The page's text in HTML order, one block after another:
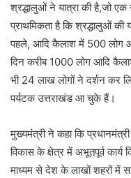
श्रद्धालुओं ने यात्रा की है,जो एक
प्राथमिकता है कि श्रद्धालुओं की
पहले, आदि कैलाश में 500 लोग
दिन करीब 1000 लोग आदि कैलाश
भी 24 लाख लोगों ने दर्शन कर
पर्यटक उत्तराखंड आ चुके हैं।
मुख्यमंत्री ने कहा कि
विकास के क्षेत्र में अभूतपूर्व
माध्यम से देश के लाखों शहरों में